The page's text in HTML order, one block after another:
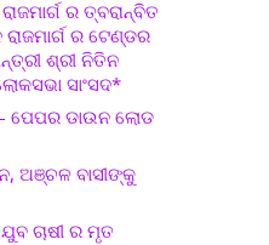
ର ତ୍ବରାନ୍ବିତ
ର ଟେଣ୍ଡର
ଶ୍ରୀ ନିତିନ
ସାଂସଦ*
ଡାଉନ ଲୋଡ
ଅଞ୍ଚଳ ବାସୀଙ୍କୁ
ଚାଷୀ ର ମୃତ